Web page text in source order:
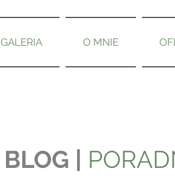
GALERIA O MNIE
BLOG |